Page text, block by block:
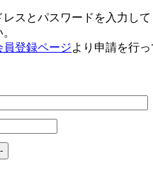
スとパスワードを入力し
員登録ページより申請を行